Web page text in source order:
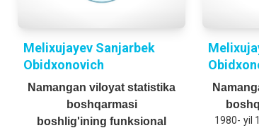
Melixujayev Sanjarbek
Obidxonovich
Namangan viloyat statistika
boshqarmasi
boshlig'ining funksional
1980- yil